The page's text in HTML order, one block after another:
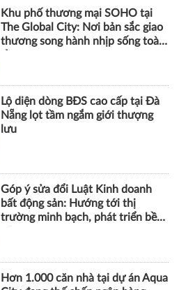
Lộ diện dòng BĐS cao cấp tại Đà
Nẵng lọt tầm ngắm giới thượng
lưu
Góp ý sửa đổi Luật Kinh doanh
bất động sản: Hướng tới thị
trường minh bạch, phát triển bền
Hơn 1.000 căn nhà tại dự án Aqua
City đang thế chấp ngân hàng,
chủ đầu tư nói gì?